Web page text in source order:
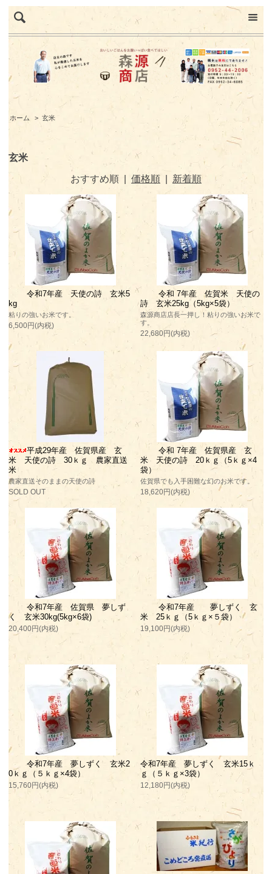
ホーム > 玄米
玄米
おすすめ順 価格順 新着順
令和7年産 天使の詩 玄米5
kg
粘りの強いお米です。
6,500円(内税)
令和 7年産 佐賀米 天使の
詩 玄米25kg（5kg×5袋）
森源商店店長一押し！粘りの強いお米で
す。
22,680円(内税)
平成29年産 佐賀県産 玄
米 天使の詩 30ｋｇ 農家直送
米
農家直送そのままの天使の詩
SOLD OUT
令和 7年産 佐賀県産 玄
米 天使の詩 20ｋｇ（5ｋｇ×4
袋）
佐賀県でも入手困難な幻のお米です。
18,620円(内税)
令和7年産 佐賀県 夢しず
く 玄米30kg(5kg×6袋)
20,400円(内税)
令和7年産 夢しずく 玄
米 25ｋｇ（5ｋｇ×５袋）
19,100円(内税)
令和7年産 夢しずく 玄米2
0ｋｇ（５ｋｇ×4袋）
15,760円(内税)
令和7年産 夢しずく 玄米15ｋ
ｇ（５ｋｇ×3袋）
12,180円(内税)